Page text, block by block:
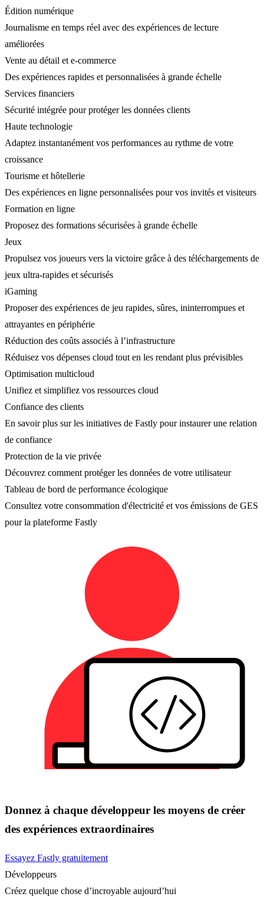
Édition numérique
Journalisme en temps réel avec des expériences de lecture
améliorées
Vente au détail et e-commerce
Des expériences rapides et personnalisées à grande échelle
Services financiers
Sécurité intégrée pour protéger les données clients
Haute technologie
Adaptez instantanément vos performances au rythme de votre
croissance
Tourisme et hôtellerie
Des expériences en ligne personnalisées pour vos invités et visiteurs
Formation en ligne
Proposez des formations sécurisées à grande échelle
Jeux
Propulsez vos joueurs vers la victoire grâce à des téléchargements de
jeux ultra-rapides et sécurisés
iGaming
Proposer des expériences de jeu rapides, sûres, ininterrompues et
attrayantes en périphérie
Réduction des coûts associés à l’infrastructure
Réduisez vos dépenses cloud tout en les rendant plus prévisibles
Optimisation multicloud
Unifiez et simplifiez vos ressources cloud
Confiance des clients
En savoir plus sur les initiatives de Fastly pour instaurer une relation
de confiance
Protection de la vie privée
Découvrez comment protéger les données de votre utilisateur
Tableau de bord de performance écologique
Consultez votre consommation d'électricité et vos émissions de GES
pour la plateforme Fastly
Donnez à chaque développeur les moyens de créer
des expériences extraordinaires
Essayez Fastly gratuitement
Développeurs
Créez quelque chose d’incroyable aujourd’hui